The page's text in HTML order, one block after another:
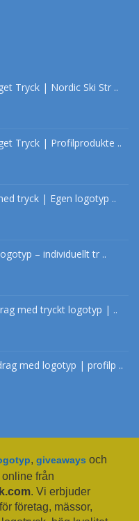
Tryck | Nordic Ski Str ..
Tryck | Profilprodukte ..
tryck | Egen logotyp ..
– individuellt tr ..
med tryckt logotyp | ..
med logotyp | profilp ..
, giveaways och
från
. Vi erbjuder
företag, mässor,